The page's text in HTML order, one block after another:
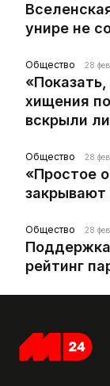
унире не
Общество 28
хищения
вскрыли
Общество 28
«Простое
Общество 28
рейтинг